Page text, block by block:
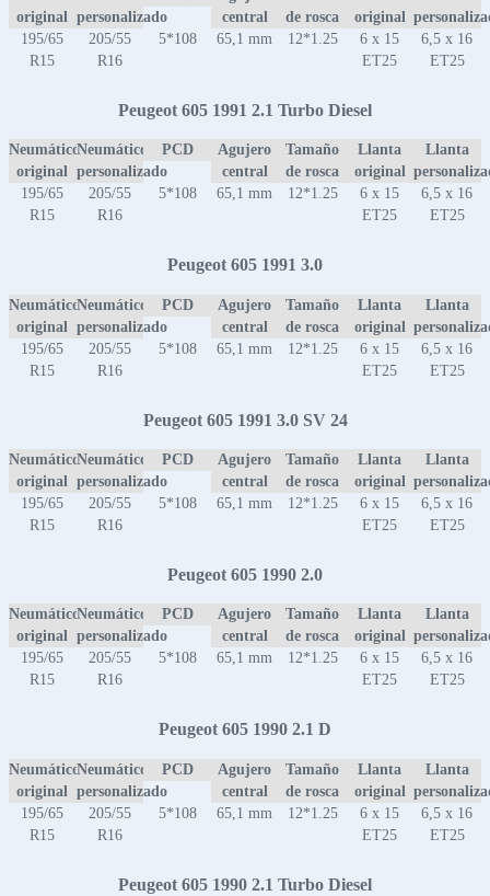
original
personalizado
central
de rosca
original
195/65
R15
205/55
R16
5*108 65,1 mm 12*1.25
6 x 15
ET25
6,5 x 16
ET25
Peugeot 605 1991 2.1 Turbo Diesel
Neumático
original
Neumático
personalizado
PCD
Agujero
central
Tamaño
de rosca
Llanta
original
Llanta
195/65
R15
205/55
R16
5*108 65,1 mm 12*1.25
6 x 15
ET25
6,5 x 16
ET25
Peugeot 605 1991 3.0
Neumático
original
Neumático
personalizado
PCD
Agujero
central
Tamaño
de rosca
Llanta
original
Llanta
195/65
R15
205/55
R16
5*108 65,1 mm 12*1.25
6 x 15
ET25
6,5 x 16
ET25
Peugeot 605 1991 3.0 SV 24
Neumático
original
Neumático
personalizado
PCD
Agujero
central
Tamaño
de rosca
Llanta
original
Llanta
195/65
R15
205/55
R16
5*108 65,1 mm 12*1.25
6 x 15
ET25
6,5 x 16
ET25
Peugeot 605 1990 2.0
Neumático
original
Neumático
personalizado
PCD
Agujero
central
Tamaño
de rosca
Llanta
original
Llanta
195/65
R15
205/55
R16
5*108 65,1 mm 12*1.25
6 x 15
ET25
6,5 x 16
ET25
Peugeot 605 1990 2.1 D
Neumático
original
Neumático
personalizado
PCD
Agujero
central
Tamaño
de rosca
Llanta
original
Llanta
195/65
R15
205/55
R16
5*108 65,1 mm 12*1.25
6 x 15
ET25
6,5 x 16
ET25
Peugeot 605 1990 2.1 Turbo Diesel